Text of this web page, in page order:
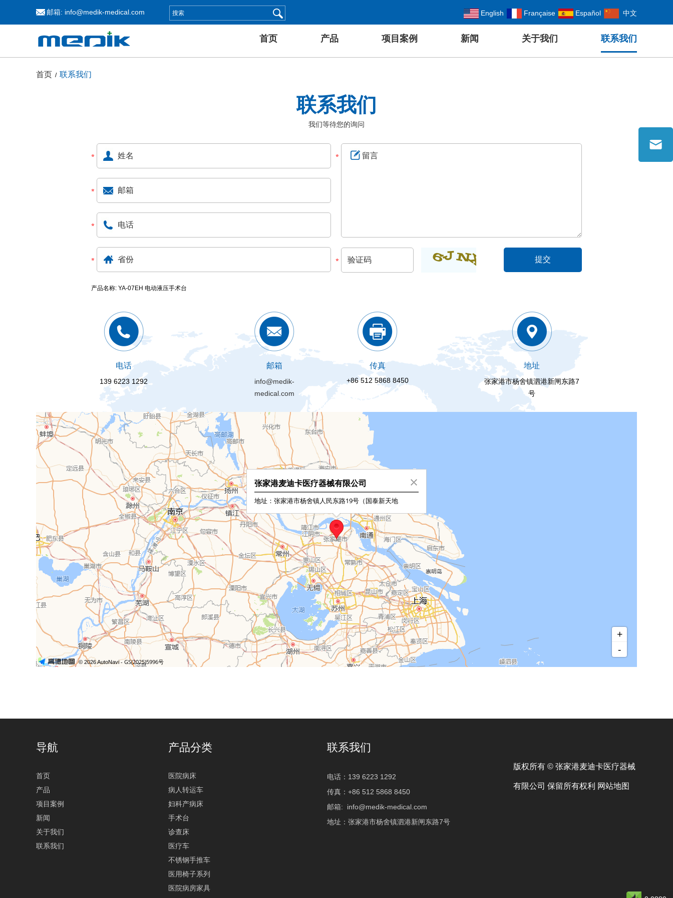
邮箱: info@medik-medical.com English Française Español 中文
首页 产品 项目案例 新闻 关于我们 联系我们
首页 / 联系我们
联系我们
我们等待您的询问
产品名称: YA-07EH 电动液压手术台
电话
139 6223 1292
邮箱
info@medik-
medical.com
传真
+86 512 5868 8450
地址
张家港市杨舍镇泗港新闸东路7
号
导航
首页
产品
项目案例
新闻
关于我们
联系我们
产品分类
医院病床
病人转运车
妇科产病床
手术台
诊查床
医疗车
不锈钢手推车
医用椅子系列
医院病房家具
联系我们
电话：139 6223 1292
传真：+86 512 5868 8450
邮箱: info@medik-medical.com
地址：张家港市杨舍镇泗港新闸东路7号
版权所有 © 张家港麦迪卡医疗器械
有限公司 保留所有权利 网站地图